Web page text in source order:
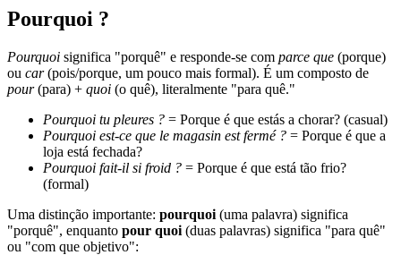
Pourquoi ?
Pourquoi significa "porquê" e responde-se com parce que (porque)
ou car(pois/porque, um pouco mais formal). É um composto de
pour(para) + quoi (o quê), literalmente "para quê."
Pourquoi tu pleures ? = Porque é que estás a chorar? (casual)
Pourquoi est-ce que le magasin est fermé ? = Porque é que a
loja está fechada?
Pourquoi fait-il si froid ? = Porque é que está tão frio?
(formal)
Uma distinção importante: pourquoi (uma palavra) significa
"porquê", enquanto pour quoi (duas palavras) significa "para quê"
ou "com que objetivo":